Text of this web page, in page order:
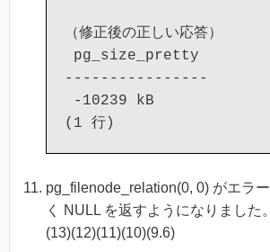
（修正後の正しい応答）
pg_size_pretty
----------------
-10239 kB
pg_filenode_relation(0, 0) がエラ
く NULL を返すようになりました
(13)(12)(11)(10)(9.6)